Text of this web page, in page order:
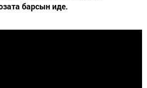
барсын иде.